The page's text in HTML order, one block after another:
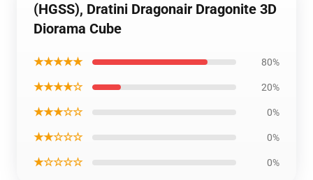
(HGSS), Dratini Dragonair Dragonite 3D
Diorama Cube
★★★★★ 80%
★★★★☆ 20%
★★★☆☆ 0%
★★☆☆☆ 0%
★☆☆☆☆ 0%